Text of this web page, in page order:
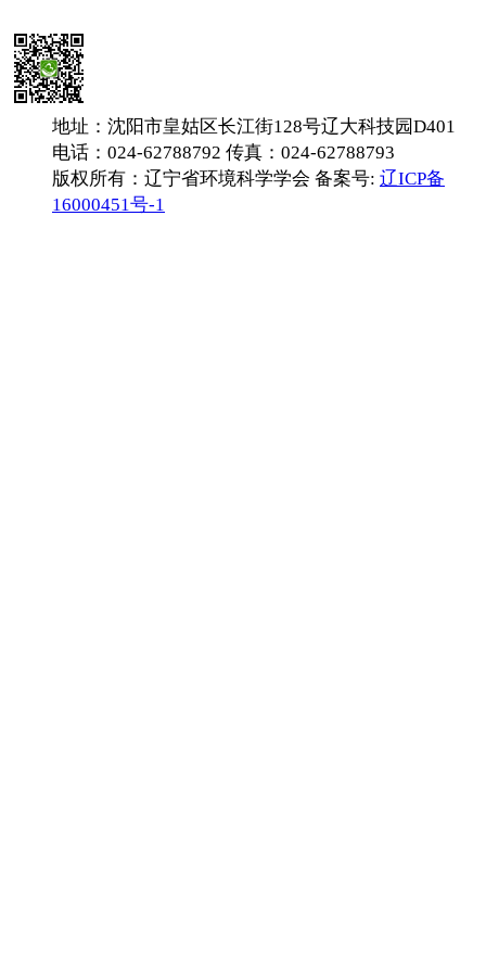
地址：沈阳市皇姑区长江街128号辽大科技园D401
电话：024-62788792 传真：024-62788793
版权所有：辽宁省环境科学学会 备案号: 辽ICP备
16000451号-1